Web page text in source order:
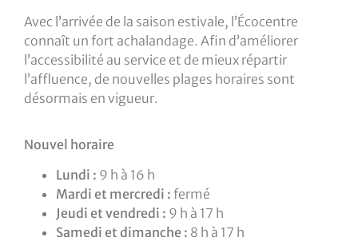
Avec l’arrivée de la saison estivale, l’Écocentre
connaît un fort achalandage. Afin d’améliorer
l’accessibilité au service et de mieux répartir
l’affluence, de nouvelles plages horaires sont
désormais en vigueur.
Nouvel horaire
Lundi : 9 h à 16 h
Mardi et mercredi : fermé
Jeudi et vendredi : 9 h à 17 h
Samedi et dimanche : 8 h à 17 h